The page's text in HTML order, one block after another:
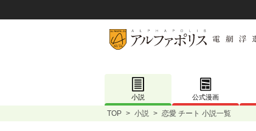
小説 公式漫画
TOP > 小説 > 恋愛 チート 小説一覧